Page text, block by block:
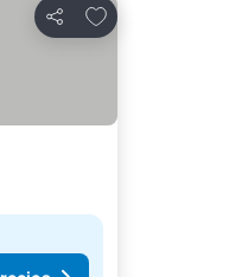
Compartir
Agregar a favoritos